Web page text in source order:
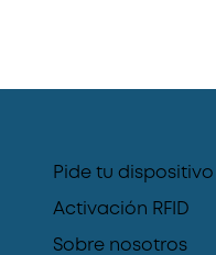
Pide tu dispositivo
Activación RFID
Sobre nosotros